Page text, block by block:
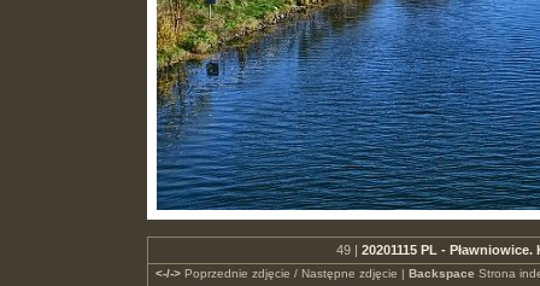
49 | 20201115 PL -
<-/->Poprzednie zdjęcie / Następne zdjęcie | Backspace Strona